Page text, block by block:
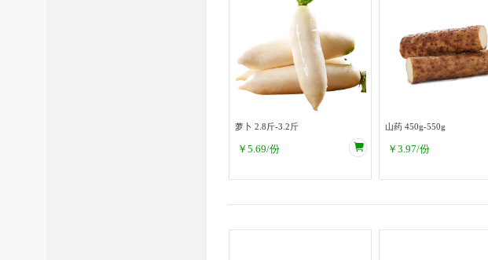
萝卜 2.8斤-3.2斤
￥5.69/份
山药 450g-550g
￥3.97/份